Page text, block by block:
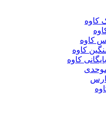
کاوه
کاوه
کاوه
کاوه